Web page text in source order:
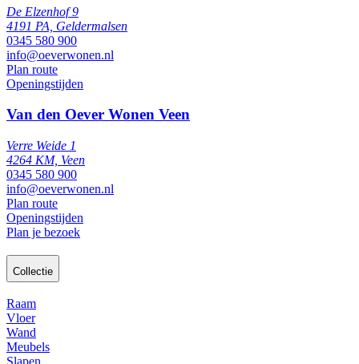
De Elzenhof 9
4191 PA, Geldermalsen
0345 580 900
info@oeverwonen.nl
Plan route
Openingstijden
Van den Oever Wonen Veen
Verre Weide 1
4264 KM, Veen
0345 580 900
info@oeverwonen.nl
Plan route
Openingstijden
Plan je bezoek
Collectie
Raam
Vloer
Wand
Meubels